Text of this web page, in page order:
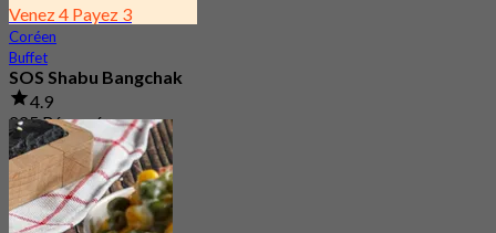
Venez 4 Payez 3
Coréen
Buffet
SOS Shabu Bangchak
4.9
225 Réservé
De฿ 276.75